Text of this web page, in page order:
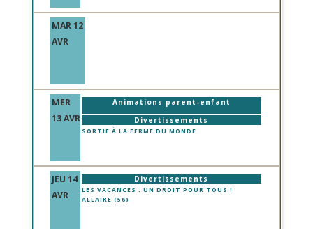
MAR 12
AVR
MER
13 AVR
Animations parent-enfant
Divertissements
SORTIE À LA FERME DU MONDE
JEU 14
AVR
Divertissements
LES VACANCES : UN DROIT POUR TOUS !
ALLAIRE (56)